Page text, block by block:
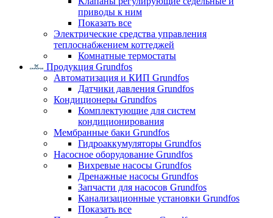
приводы к ним
Показать все
Электрические средства управления
теплоснабжением коттеджей
Комнатные термостаты
Продукция Grundfos
Автоматизация и КИП Grundfos
Датчики давления Grundfos
Кондиционеры Grundfos
Комплектующие для систем
кондиционирования
Мембранные баки Grundfos
Гидроаккумуляторы Grundfos
Насосное оборудование Grundfos
Вихревые насосы Grundfos
Дренажные насосы Grundfos
Запчасти для насосов Grundfos
Канализационные установки Grundfos
Показать все